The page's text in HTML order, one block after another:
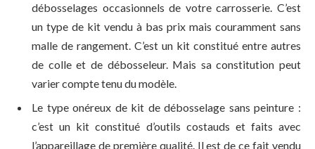
débosselages occasionnels de votre carrosserie. C’est
un type de kit vendu à bas prix mais couramment sans
malle de rangement. C’est un kit constitué entre autres
de colle et de débosseleur. Mais sa constitution peut
varier compte tenu du modèle.
Le type onéreux de kit de débosselage sans peinture :
c’est un kit constitué d’outils costauds et faits avec
l’appareillage de première qualité. Il est de ce fait vendu